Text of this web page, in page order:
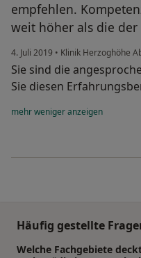
empfehlen.
weit höher als die der
4. Juli 2019 • Klinik Herzoghöhe
Sie sind die
Sie diesen
mehrwenigeranzeigen
Häufig gestellte
Welche Fachgebiete